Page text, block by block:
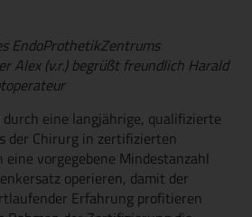
EndoProthetikZentrums
Alex (v.r.) begrüßt freundlich Harald
durch eine langjährige, qualifizierte
der Chirurg in zertifizierten
vorgegebene Mindestanzahl
operieren, damit der
Erfahrung profitieren